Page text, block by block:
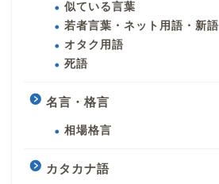
似ている言葉
若者言葉・ネット用語・新語
オタク用語
死語
名言・格言
相場格言
カタカナ語